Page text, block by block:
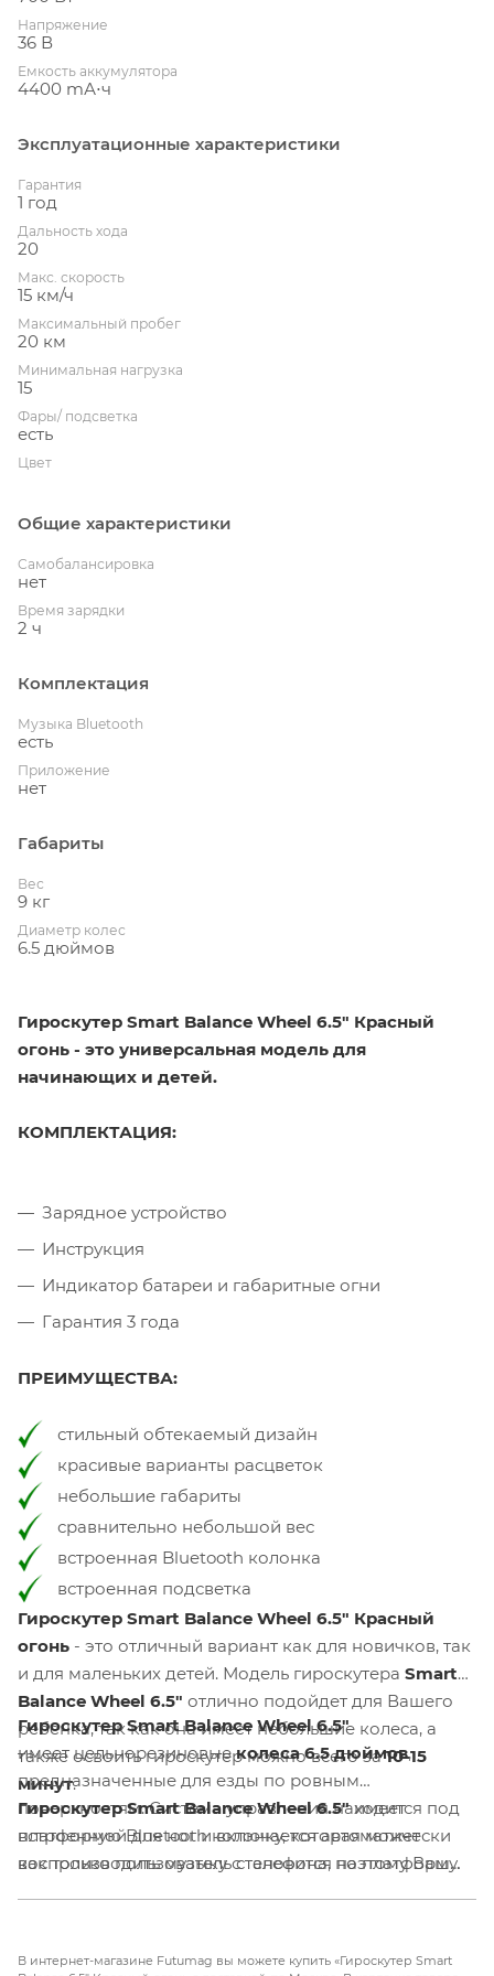
Напряжение
36 В
Емкость аккумулятора
4400 mА⋅ч
Эксплуатационные характеристики
Гарантия
1 год
Дальность хода
20
Макс. скорость
15 км/ч
Максимальный пробег
20 км
Минимальная нагрузка
15
Фары/ подсветка
есть
Цвет
Общие характеристики
Cамобалансировка
нет
Время зарядки
2 ч
Комплектация
Музыка Bluetooth
есть
Приложение
нет
Габариты
Вес
9 кг
Диаметр колес
6.5 дюймов
Гироскутер Smart Balance Wheel 6.5" Красный
огонь - это универсальная модель для
начинающих и детей.
КОМПЛЕКТАЦИЯ:
Зарядное устройство
Инструкция
Индикатор батареи и габаритные огни
Гарантия 3 года
ПРЕИМУЩЕСТВА:
стильный обтекаемый дизайн
красивые варианты расцветок
небольшие габариты
сравнительно небольшой вес
встроенная Bluetooth колонка
встроенная подсветка
Гироскутер Smart Balance Wheel 6.5" Красный
огонь - это отличный вариант как для новичков, так
и для маленьких детей. Модель гироскутера Smart
Balance Wheel 6.5" отлично подойдет для Вашего
ребенка, так как она имеет небольшие колеса, а
также освоить гироскутер можно всего за10-15
минут.
Гироскутер Smart Balance Wheel 6.5"
имеет цельнорезиновыеколеса 6.5 дюймов,
предназначенные для езды по ровным
поверхностям. Система управления находится под
платформой для ног и включается автоматически
как только пользователь становится на платформу.
Гироскутер Smart Balance Wheel 6.5"имеет
встроенную Bluetooth колонку, которая может
воспроизводить музыку с телефона, поэтому Ваш
В интернет-магазине Futumag вы можете купить «Гироскутер Smart